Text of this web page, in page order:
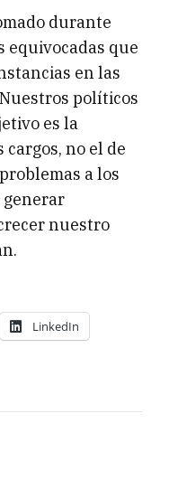
durante
equivocadas que
en las
políticos
es la
no el de
a los
generar
nuestro
LinkedIn